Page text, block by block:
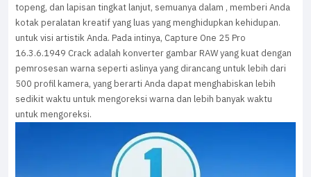
topeng, dan lapisan tingkat lanjut, semuanya dalam , memberi Anda
kotak peralatan kreatif yang luas yang menghidupkan kehidupan.
untuk visi artistik Anda. Pada intinya, Capture One 25 Pro
16.3.6.1949 Crack adalah konverter gambar RAW yang kuat dengan
pemrosesan warna seperti aslinya yang dirancang untuk lebih dari
500 profil kamera, yang berarti Anda dapat menghabiskan lebih
sedikit waktu untuk mengoreksi warna dan lebih banyak waktu
untuk mengoreksi.